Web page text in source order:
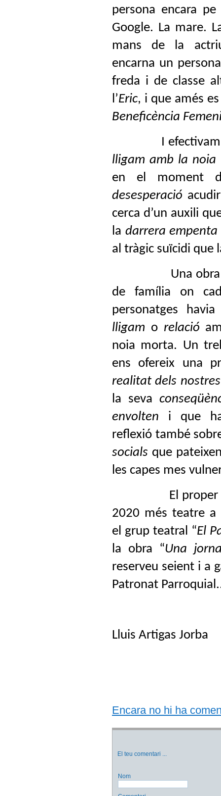
persona encara
Google. La mare.
mans de la
encarna un
freda i de classe
l’Eric, i que amés
Beneficència
I
lligam amb la noia
en el moment
desesperació
cerca d’un auxili
la darrera empenta
al tràgic suïcidi que
Una
de família on
personatges
lligam o relació
noia morta. Un
ens ofereix una
realitat dels
la seva
envolten i que
reflexió també
socials que
les capes mes
El
2020 més teatre a
el grup teatral “El
la obra “Una
reserveu seient i a
Patronat
Lluis Artigas Jorba
Encara no hi ha
El teu comentari ...
Nom